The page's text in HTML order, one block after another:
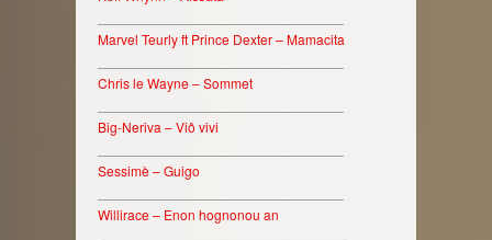
Marvel Teurly ft Prince Dexter – Mamacita
Chris le Wayne – Sommet
Big-Neriva – Viô vivi
Sessimè – Guigo
Willirace – Enon hognonou an